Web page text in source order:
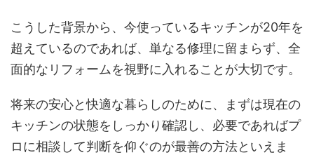
こうした背景から、今使っているキッチンが20年を
超えているのであれば、単なる修理に留まらず、全
面的なリフォームを視野に入れることが大切です。
将来の安心と快適な暮らしのために、まずは現在の
キッチンの状態をしっかり確認し、必要であればプ
ロに相談して判断を仰ぐのが最善の方法といえま